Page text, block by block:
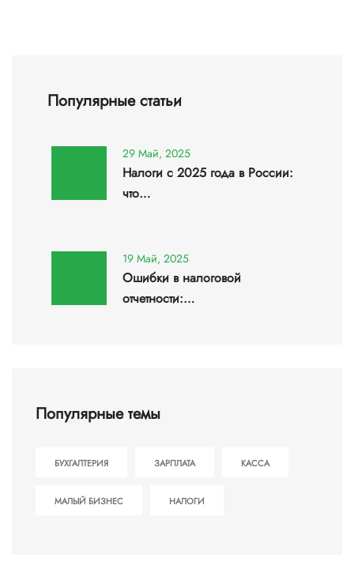
Популярные статьи
29 Май, 2025
Налоги с 2025 года в России:
что…
19 Май, 2025
Ошибки в налоговой
отчетности:…
Популярные темы
БУХГАЛТЕРИЯ ЗАРПЛАТА КАССА
МАЛЫЙ БИЗНЕС НАЛОГИ